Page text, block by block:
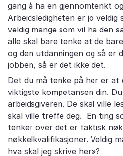
gang å ha en gjennomtenkt
Arbeidsledigheten er jo
veldig mange som vil ha den
alle skal bare tenke at de
og den utdanningen og så er
jobben, så er det ikke det.
Det du må tenke på her er at
viktigste kompetansen din.
arbeidsgiveren. De skal ville
skal ville treffe deg. En ting
tenker over det er faktisk
nøkkelkvalifikasjoner. Veldig
hva skal jeg skrive her»?